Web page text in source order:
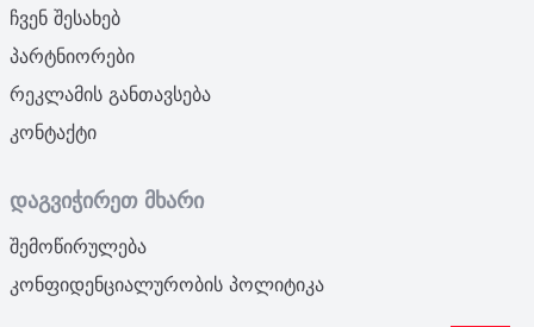
ჩვენ შესახებ
პარტნიორები
რეკლამის განთავსება
კონტაქტი
დაგვიჭირეთ მხარი
შემოწირულება
კონფიდენციალურობის პოლიტიკა